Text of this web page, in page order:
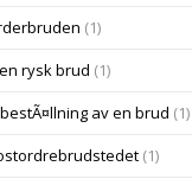
(1)
rysk brud (1)
av en brud (1)
(1)